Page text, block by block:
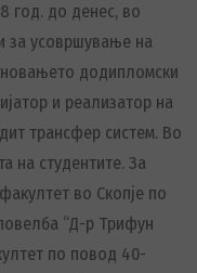
год. до денес, во
за усовршување на
додипломски
и реализатор на
трансфер систем. Во
на студентите. За
во Скопје по
“Д-р Трифун
по повод 40-